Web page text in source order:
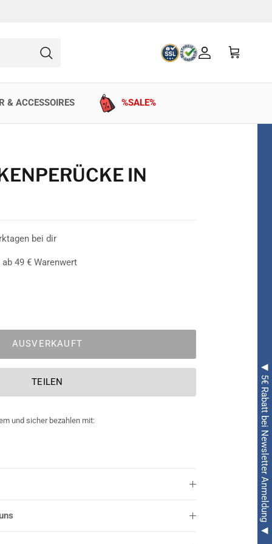
Suchen
& ACCESSOIRES %SALE%
◀ 5€ Rabatt bei Newsletter Anmeldung ◀
IN
bei dir
49 € Warenwert
AUSVERKAUFT
TEILEN
und sicher bezahlen mit: